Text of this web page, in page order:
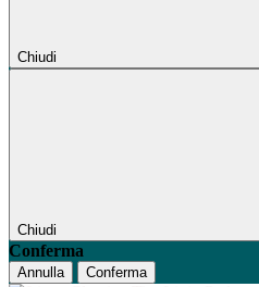
Chiudi
Chiudi
Conferma
Annulla Conferma